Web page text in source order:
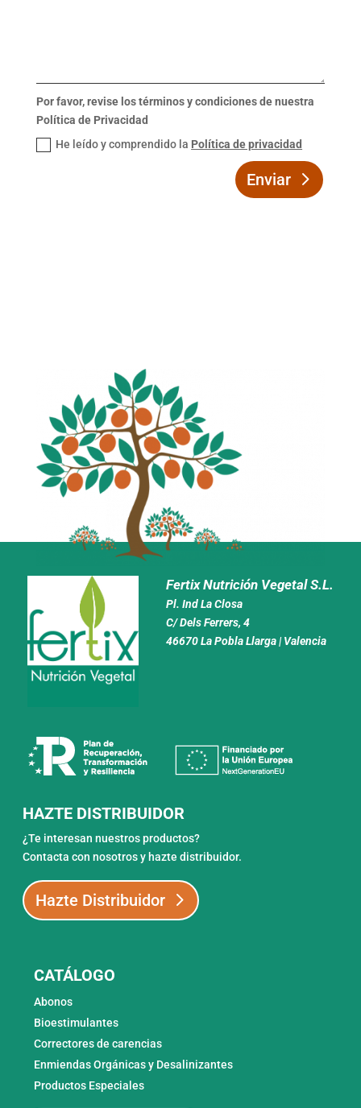
Por favor, revise los términos y condiciones de nuestra
Política de Privacidad
He leído y comprendido la Política de privacidad
Enviar
Fertix Nutrición Vegetal S.L.
Pl. Ind La Closa
C/ Dels Ferrers, 4
46670 La Pobla Llarga | Valencia
HAZTE DISTRIBUIDOR
¿Te interesan nuestros productos?
Contacta con nosotros y hazte distribuidor.
Hazte Distribuidor
CATÁLOGO
Abonos
Bioestimulantes
Correctores de carencias
Enmiendas Orgánicas y Desalinizantes
Productos Especiales